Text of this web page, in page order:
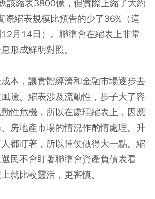
該縮表3800億，但實際上縮了大約
際縮表規模比預告的少了36%（這
月14日）。聯準會在縮表上非常
形成鮮明對照。
本，讓實體經濟和金融市場逐步去
險。縮表涉及流動性，步子大了容
性危機，所以在處理縮表上，因應
房地產市場的情況作酌情處理。升
都盯著，所以陣仗做得大一點。縮
民不會盯著聯準會資產負債表看
就比較靈活，更審慎。